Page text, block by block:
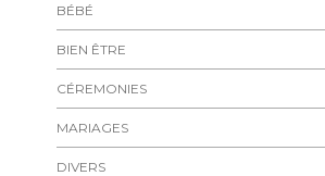
BÉBÉ
BIEN ÊTRE
CÉREMONIES
MARIAGES
DIVERS